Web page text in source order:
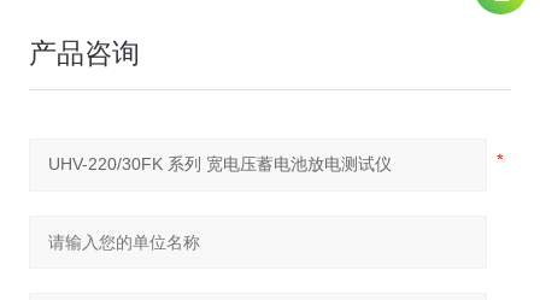
产品咨询